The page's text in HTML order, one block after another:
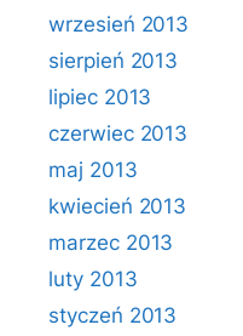
wrzesień 2013
sierpień 2013
lipiec 2013
czerwiec 2013
maj 2013
kwiecień 2013
marzec 2013
luty 2013
styczeń 2013